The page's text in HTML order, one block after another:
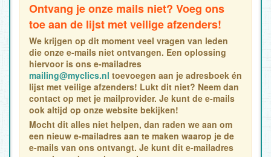
Ontvang je onze mails niet? Voeg ons
toe aan de lijst met veilige afzenders!
We krijgen op dit moment veel vragen van leden
die onze e-mails niet ontvangen. Een oplossing
hiervoor is ons e-mailadres
mailing@myclics.nl toevoegen aan je adresboek én
lijst met veilige afzenders! Lukt dit niet? Neem dan
contact op met je mailprovider. Je kunt de e-mails
ook altijd op onze website bekijken!
Mocht dit alles niet helpen, dan raden we aan om
een nieuw e-mailadres aan te maken waarop je de
e-mails van ons ontvangt. Je kunt dit e-mailadres